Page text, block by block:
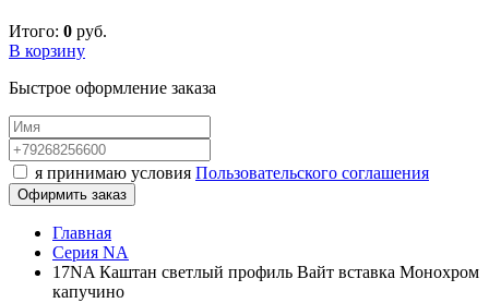
Итого: 0 руб.
В корзину
Быстрое оформление заказа
я принимаю условия Пользовательского соглашения
Офирмить заказ
Главная
Серия NA
17NA Каштан светлый профиль Вайт вставка Монохром
капучино